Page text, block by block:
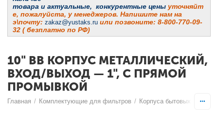
товара иактуальные, конкурентные цены уточняйт
е, пожалуйста, у менеджеров. Напишите нам на
э\почту:zakaz@yustaks.ru или позвоните: 8-800-770-09-
32 ( безплатно по РФ)
10" BB КОРПУС МЕТАЛЛИЧЕСКИЙ,
ВХОД/ВЫХОД — 1", С ПРЯМОЙ
ПРОМЫВКОЙ
Главная / Комплектующие для фильтров / Корпуса бытовых